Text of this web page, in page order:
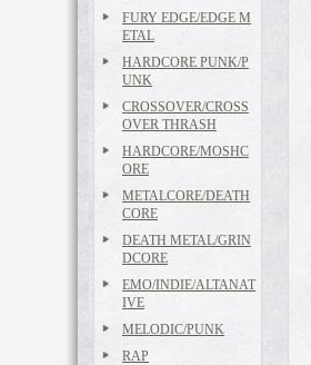
FURY EDGE/EDGE M
ETAL
HARDCORE PUNK/P
UNK
CROSSOVER/CROSS
OVER THRASH
HARDCORE/MOSHC
ORE
METALCORE/DEATH
CORE
DEATH METAL/GRIN
DCORE
EMO/INDIE/ALTANAT
IVE
MELODIC/PUNK
RAP